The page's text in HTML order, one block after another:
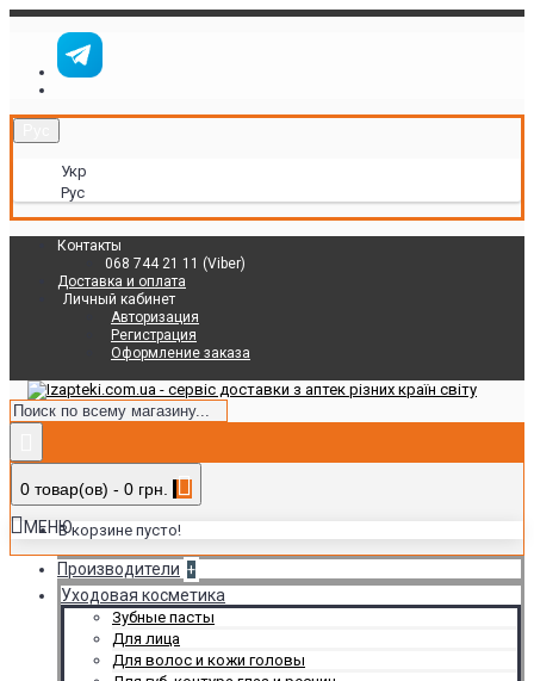
Укр
Рус
Контакты
068 744 21 11 (Viber)
Доставка и оплата
Личный кабинет
Авторизация
Регистрация
Оформление заказа
0 товар(ов) - 0 грн.
В корзине пусто!
МЕНЮ
Производители +
Уходовая косметика
Зубные пасты
Для лица
Для волос и кожи головы